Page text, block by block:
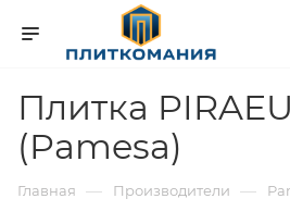
Плитка
(Pamesa)
Главная — Производители —